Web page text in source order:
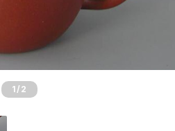
1 /2